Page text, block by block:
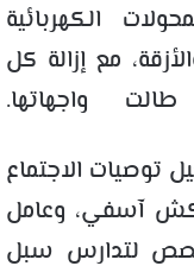
الكهربائية
مع إزالة كل
واجهاتها.
توصيات الاجتماع
آسفي، وعامل
خُصص لتدارس سبل